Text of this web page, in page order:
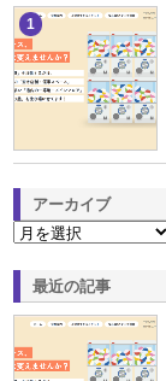
1
アーカイブ
最近の記事